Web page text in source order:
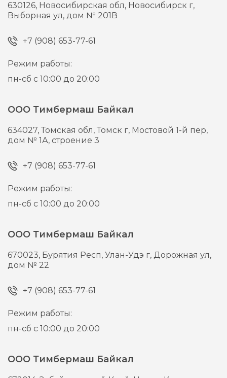
630126, Новосибирская обл, Новосибирск г,
Выборная ул, дом № 201В
+7 (908) 653-77-61
Режим работы:
пн-сб с 10:00 до 20:00
ООО Тимбермаш Байкал
634027,Томская обл, Томск г, Мостовой 1-й пер,
дом № 1А, строение 3
+7 (908) 653-77-61
Режим работы:
пн-сб с 10:00 до 20:00
ООО Тимбермаш Байкал
670023, Бурятия Респ, Улан-Удэ г,Дорожная ул,
дом № 22
+7 (908) 653-77-61
Режим работы:
пн-сб с 10:00 до 20:00
ООО Тимбермаш Байкал